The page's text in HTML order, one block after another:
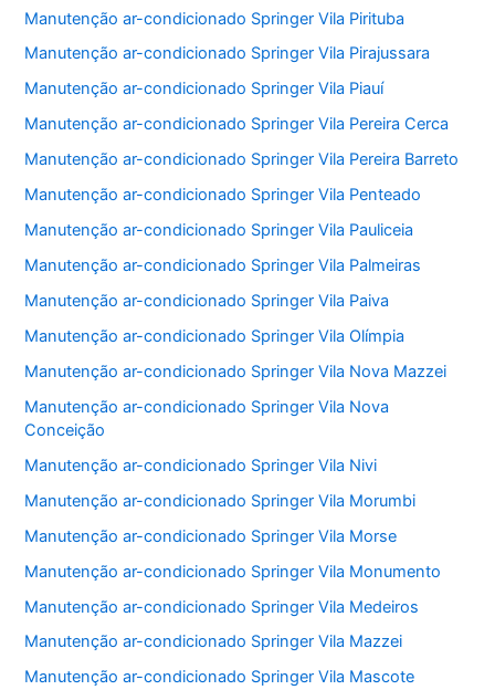
Manutenção ar-condicionado Springer Vila Pirituba
Manutenção ar-condicionado Springer Vila Pirajussara
Manutenção ar-condicionado Springer Vila Piauí
Manutenção ar-condicionado Springer Vila Pereira Cerca
Manutenção ar-condicionado Springer Vila Pereira Barreto
Manutenção ar-condicionado Springer Vila Penteado
Manutenção ar-condicionado Springer Vila Pauliceia
Manutenção ar-condicionado Springer Vila Palmeiras
Manutenção ar-condicionado Springer Vila Paiva
Manutenção ar-condicionado Springer Vila Olímpia
Manutenção ar-condicionado Springer Vila Nova Mazzei
Manutenção ar-condicionado Springer Vila Nova
Conceição
Manutenção ar-condicionado Springer Vila Nivi
Manutenção ar-condicionado Springer Vila Morumbi
Manutenção ar-condicionado Springer Vila Morse
Manutenção ar-condicionado Springer Vila Monumento
Manutenção ar-condicionado Springer Vila Medeiros
Manutenção ar-condicionado Springer Vila Mazzei
Manutenção ar-condicionado Springer Vila Mascote